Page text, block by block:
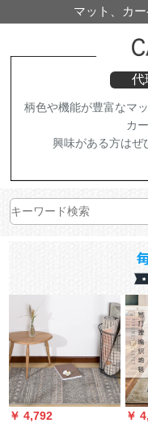
マット、カ
代
柄色や機能が豊富なマ
カ
興味がある方はぜ
￥ 4,792
￥